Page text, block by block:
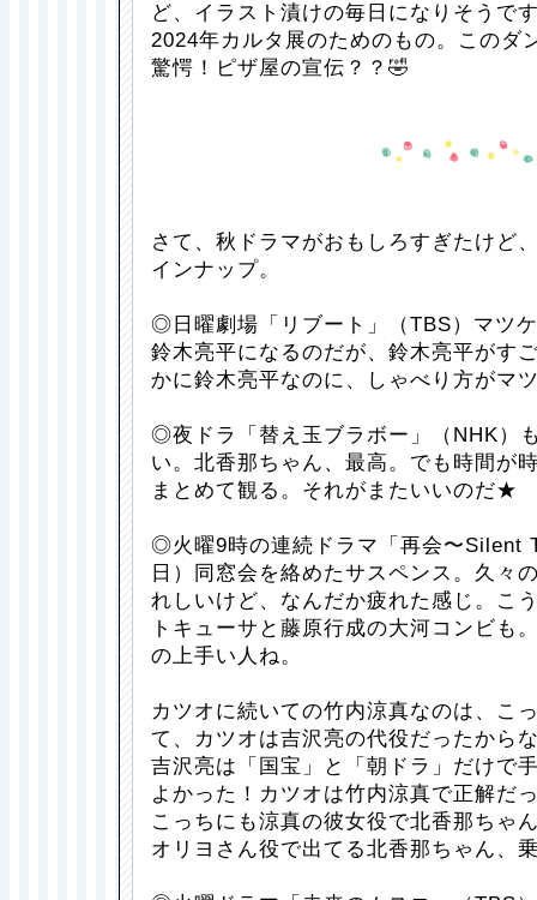
ど、イラスト漬けの毎日になりそうで
2024年カルタ展のためのもの。このダ
驚愕！ピザ屋の宣伝？？🤣
さて、秋ドラマがおもしろすぎたけど
インナップ。
◎日曜劇場「リブート」（TBS）マツ
鈴木亮平になるのだが、鈴木亮平がす
かに鈴木亮平なのに、しゃべり方がマ
◎夜ドラ「替え玉ブラボー」（NHK）
い。北香那ちゃん、最高。でも時間が
まとめて観る。それがまたいいのだ★
◎火曜9時の連続ドラマ「再会〜Silent
日）同窓会を絡めたサスペンス。久々
れしいけど、なんだか疲れた感じ。こ
トキューサと藤原行成の大河コンビも
の上手い人ね。
カツオに続いての竹内涼真なのは、こ
て、カツオは吉沢亮の代役だったから
吉沢亮は「国宝」と「朝ドラ」だけで
よかった！カツオは竹内涼真で正解だ
こっちにも涼真の彼女役で北香那ちゃ
オリヨさん役で出てる北香那ちゃん、